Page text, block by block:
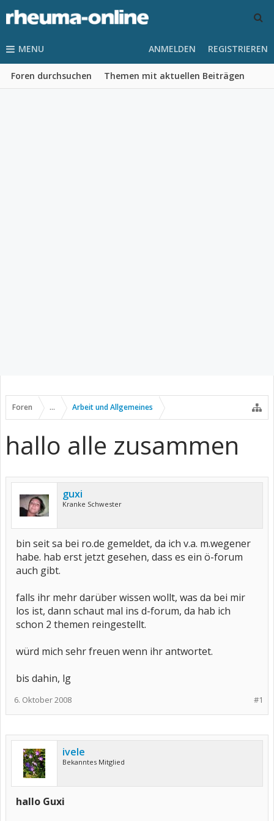
MENU
Foren durchsuchen Themen mit aktuellen Beiträgen
ANMELDEN REGISTRIEREN
Foren ... Arbeit und Allgemeines
hallo alle zusammen
guxi
Kranke Schwester
bin seit sa bei ro.de gemeldet, da ich v.a. m.wegener
habe. hab erst jetzt gesehen, dass es ein ö-forum
auch gibt.
falls ihr mehr darüber wissen wollt, was da bei mir
los ist, dann schaut mal ins d-forum, da hab ich
schon 2 themen reingestellt.
würd mich sehr freuen wenn ihr antwortet.
bis dahin, lg
#1
6. Oktober 2008
ivele
Bekanntes Mitglied
hallo Guxi